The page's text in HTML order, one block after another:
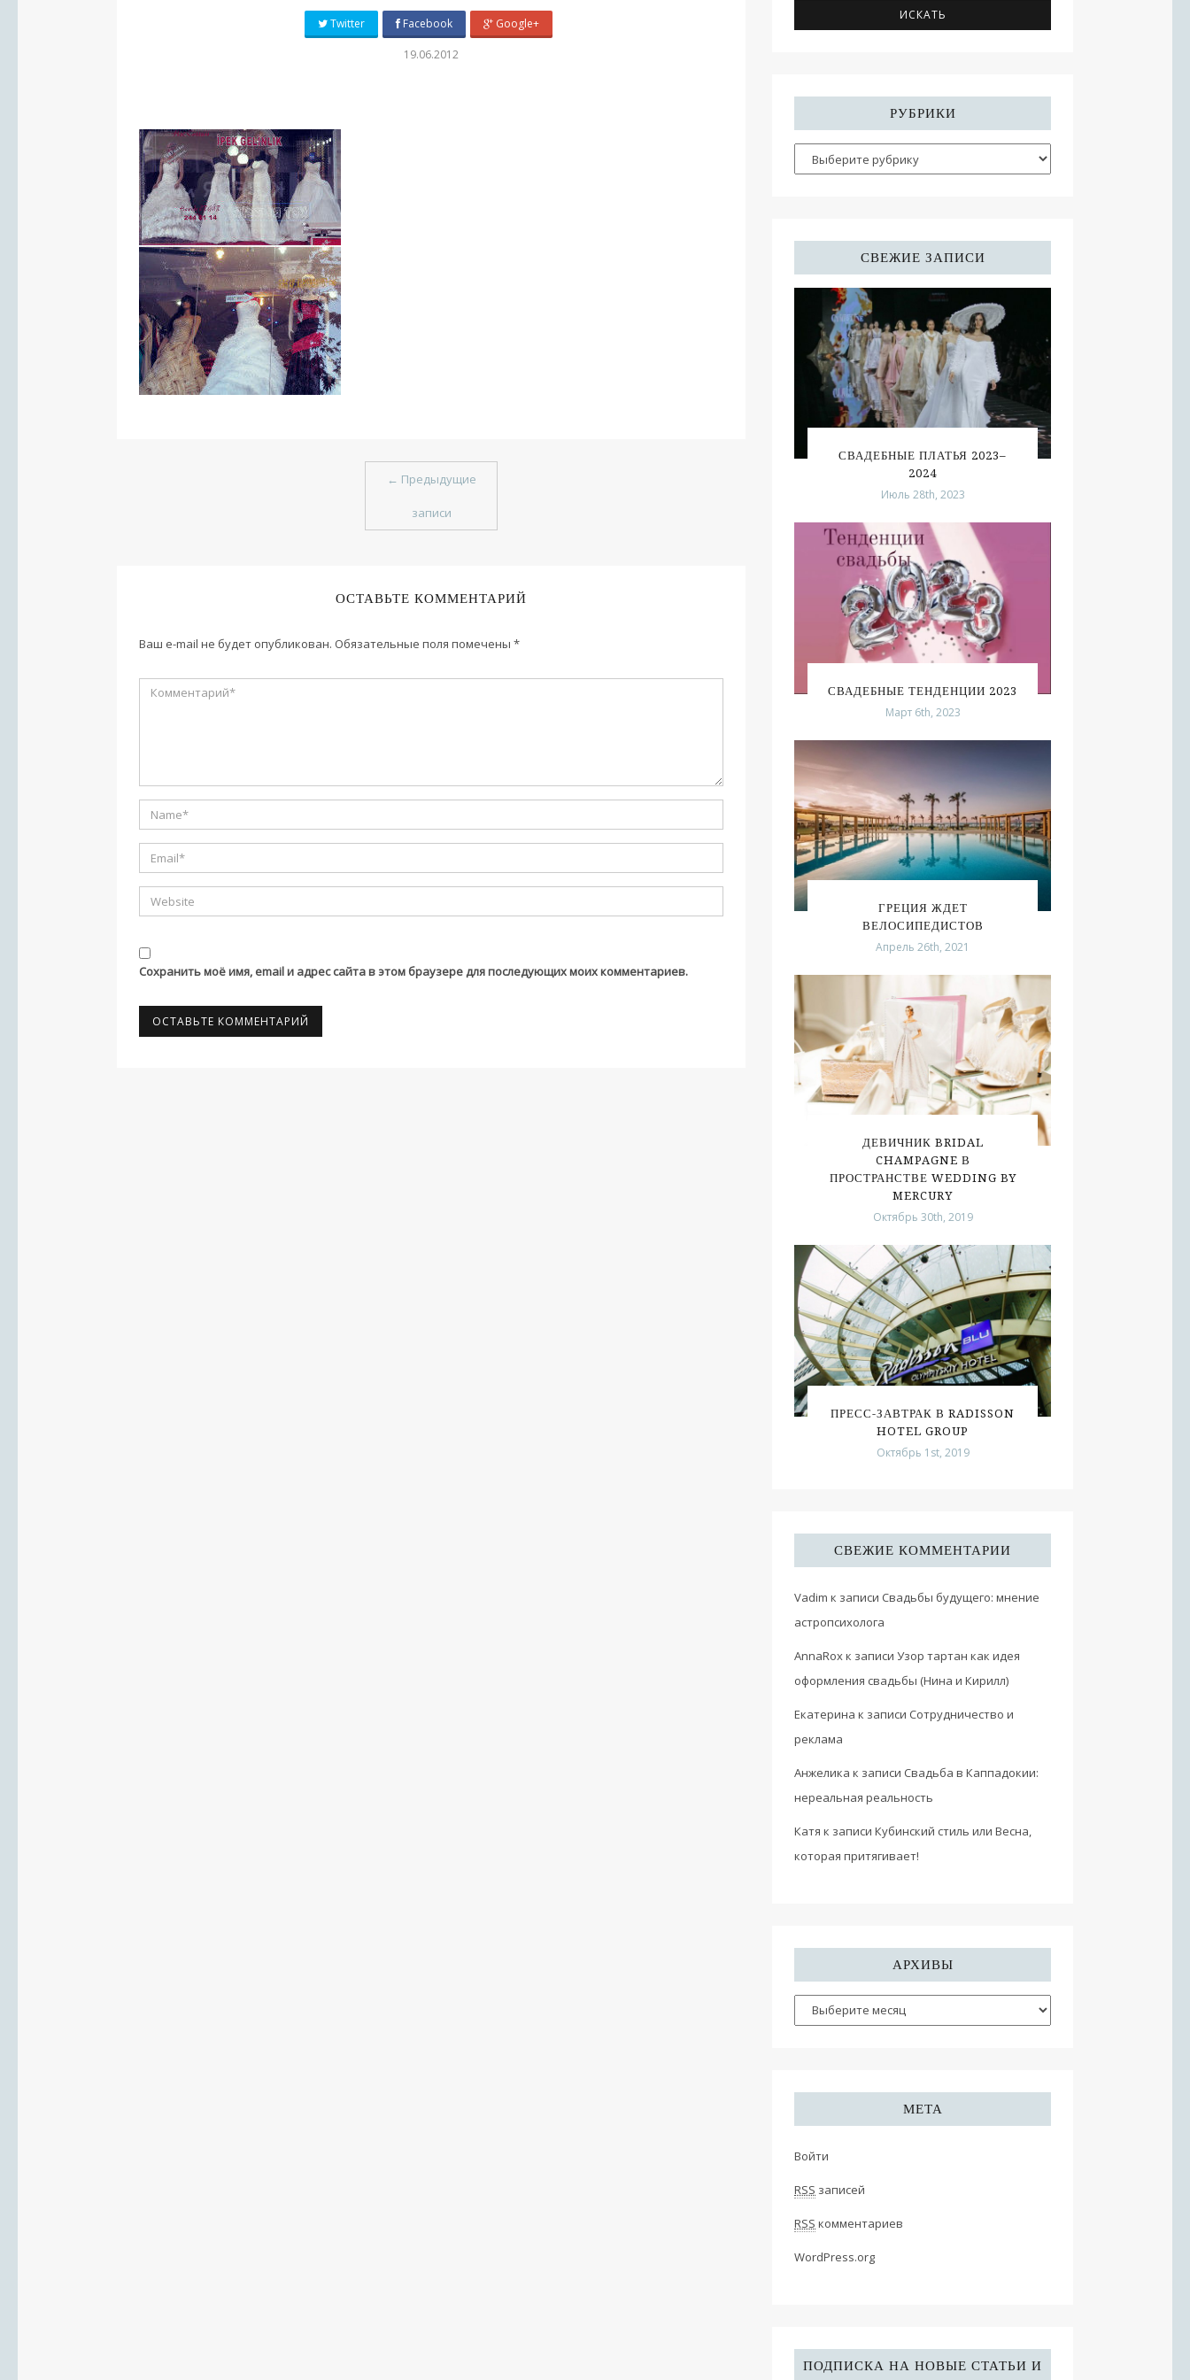
Twitter Facebook Google+
19.06.2012
← Предыдущие
записи
ОСТАВЬТЕ КОММЕНТАРИЙ
Ваш e-mail не будет опубликован. Обязательные поля помечены *
Сохранить моё имя, email и адрес сайта в этом браузере для последующих моих комментариев.
РУБРИКИ
СВЕЖИЕ ЗАПИСИ
СВАДЕБНЫЕ ПЛАТЬЯ 2023–
2024
Июль 28th, 2023
СВАДЕБНЫЕ ТЕНДЕНЦИИ 2023
Март 6th, 2023
ГРЕЦИЯ ЖДЕТ
ВЕЛОСИПЕДИСТОВ
Апрель 26th, 2021
ДЕВИЧНИК BRIDAL
CHAMPAGNE В
ПРОСТРАНСТВЕ WEDDING BY
MERCURY
Октябрь 30th, 2019
ПРЕСС-ЗАВТРАК В RADISSON
HOTEL GROUP
Октябрь 1st, 2019
СВЕЖИЕ КОММЕНТАРИИ
Vadim к записи Свадьбы будущего: мнение
астропсихолога
AnnaRoxк записи Узор тартан как идея
оформления свадьбы (Нина и Кирилл)
Екатерина к записи Сотрудничество и
реклама
Анжелика к записи Свадьба в Каппадокии:
нереальная реальность
Катя к записи Кубинский стиль или Весна,
которая притягивает!
АРХИВЫ
МЕТА
Войти
RSS записей
RSS комментариев
WordPress.org
ПОДПИСКА НА НОВЫЕ СТАТЬИ И